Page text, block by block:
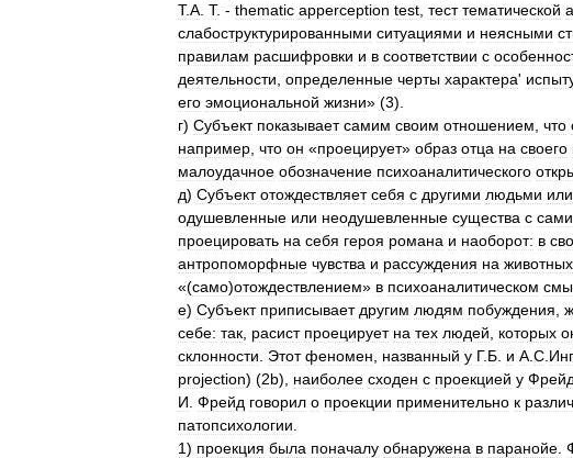
Т.А Т. - thematic apperception test тест тематической
слабоструктурированными ситуациями и неясными
правилам расшифровки и в соответствии с
деятельности определенные черты характера'
его эмоциональной жизни» (3).
г) Субъект показывает самим своим отношением что
например что он «проецирует» образ отца на своего
малоудачное обозначение психоаналитического
д) Субъект отождествляет себя с другими людьми или
одушевленные или неодушевленные существа с
проецировать на себя героя романа и наоборот: в
антропоморфные чувства и рассуждения на животных
«(само)отождествлением» в психоаналитическом
е) Субъект приписывает другим людям побуждения
себе: так расист проецирует на тех людей которых
склонности
Этот феномен названный у Г.Б и А С
projection) (2b), наиболее сходен с проекцией у
И Фрейд говорил о проекции применительно к
патопсихологии
1) проекция была поначалу обнаружена в паранойе